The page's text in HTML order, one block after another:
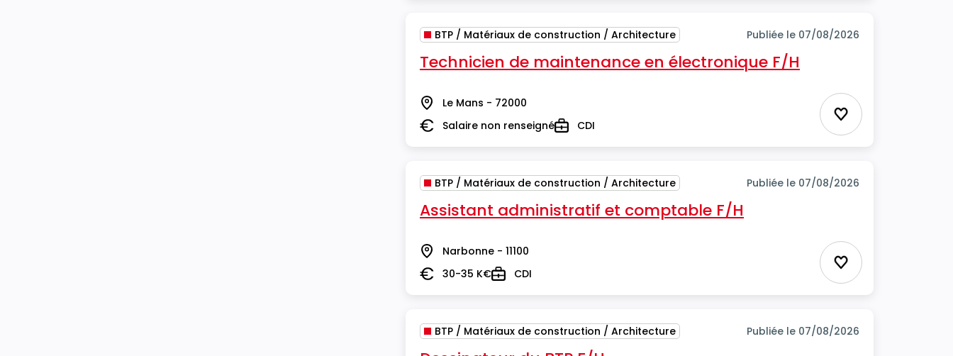
BTP / Matériaux de construction / Architecture Publiée le 07/08/2026
Technicien de maintenance en électronique F/H
Lieu Le Mans - 72000
SalaireSalaire non renseignéTypeCDI Ajouter aux
BTP / Matériaux de construction / Architecture Publiée le 07/08/2026
Assistant administratif et comptable F/H
Lieu Narbonne - 11100
Salaire30-35 K€TypeCDI Ajouter aux
BTP / Matériaux de construction / Architecture Publiée le 07/08/2026